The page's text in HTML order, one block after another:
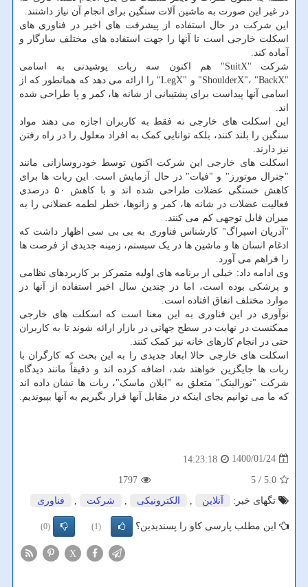
در غیر این صورت به ماشین آلات سنگین برای انجام آن نیاز داشتند.
این شرکت در حال استفاده از پیشرفت های اخیر در فناوری های
اسکلت خارجی است تا آنها را جهت استفاده های مختلف سازگار و
آماده کند.
شرکت "SuitX" هم اکنون سه ربات پوشیدنی به اسامی
"ShoulderX"، "BackX" و "LegX" را ارائه می دهد که همانطور که از
اسامی آنها پیداست برای پشتیبانی از شانه ها، کمر و پا طراحی شده
اند.
این اسکلت های خارجی نه فقط به کاربران اجازه می دهند مواد
سنگین را بلند کنند، بلکه توانایی کمک به افراد معلول را در راه رفتن
نیز دارند.
اسکلت های خارجی این شرکت اکنون توسط خودروسازانی مانند
"جنرال موتورز" و "فیات" در حال آزمایش است. این ربات ها برای
کاهش خستگی عضلات طراحی شده اند و با کاهش ۵۰ درصدی
فعالیت عضلات در شانه ها، کمر و زانوها، خطر لطمه عضلانی را به
میزان قابل توجهی کم می کنند.
"آدریان اسپراگ" کارشناس فناوری به بی بی سی اظهار داشت که
ادغام انسان ها و ماشین ها در یک سیستم، زمینه جدیدی از فرصت ها
را فراهم می آورد.
وی ادامه داد: خیلی از برنامه های اولیه متمرکز بر کاربردهای نظامی
و پزشکی بوده است، اما در چندین سال اخیر استفاده از آنها در
موارد مختلف اتفاق افتاده است.
نوآوری در این فناوری به این معنا است که اسکلت های خارجی
ممکنست در نهایت در سطح جهانی در بازار ارائه شوند تا به کاربران
حتی در انجام کارهای خانه نیز کمک کنند.
اسکلت های خارجی حالا ابعاد جدیدی را به این بحث که کارگران با
ربات ها جایگزین خواهند شد، اضافه کرده اند و دقیقاً مانند دیدگاه
شرکت "نورالینک" متعلق به "ایلان ماسک"، ربات ها نشان داده اند
که ما می توانیم بجای اینکه در مقابل آنها قرار بگیریم به آنها بپیوندیم.
1400/01/24
14:23:18
5.0
/ 5
1797
تگهای خبر:
آنلاین , الكترونیكی , شركت , فناوری
این مطلب پارسی کاو را پسندیدین؟ (1)
(0)
X